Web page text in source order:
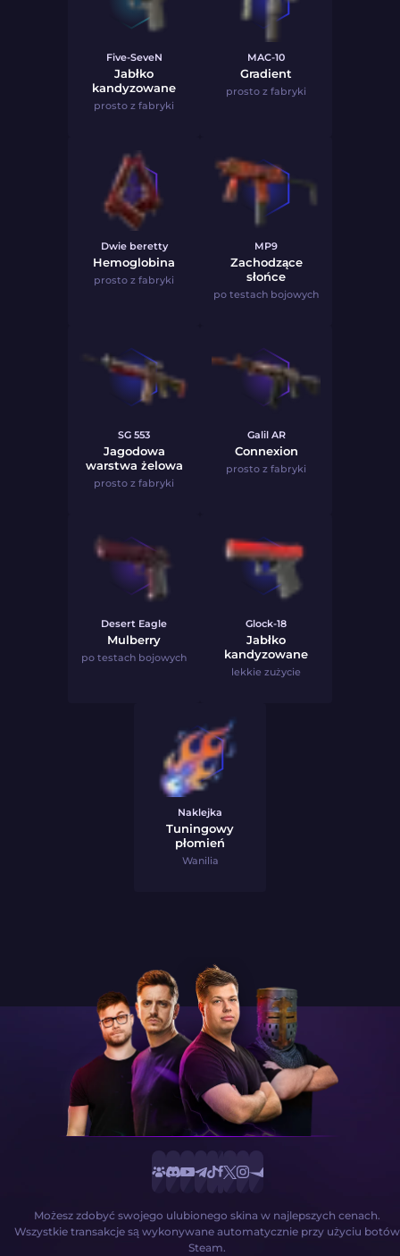
Five-SeveN
Jabłko
kandyzowane
prosto z fabryki
MAC-10
Gradient
prosto z fabryki
Dwie beretty
Hemoglobina
prosto z fabryki
MP9
Zachodzące
słońce
po testach bojowych
SG 553
Jagodowa
warstwa żelowa
prosto z fabryki
Galil AR
Connexion
prosto z fabryki
Desert Eagle
Mulberry
po testach bojowych
Glock-18
Jabłko
kandyzowane
lekkie zużycie
Naklejka
Tuningowy
płomień
Wanilia
Możesz zdobyć swojego ulubionego skina w najlepszych cenach.
Wszystkie transakcje są wykonywane automatycznie przy użyciu botów
Steam.